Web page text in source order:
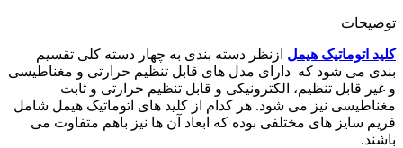
توضیحات
کلید اتوماتیک هیمل ازنظر دسته بندی به چهار دسته کلی تقسیم
بندی می شود که دارای مدل های قابل تنظیم حرارتی و مغناطیسی
و غیر قابل تنظیم، الکترونیکی و قابل تنظیم حرارتی و ثابت
مغناطیسی نیز می شود. هر کدام از کلید های اتوماتیک هیمل شامل
فریم سایز های مختلفی بوده که ابعاد آن ها نیز باهم متفاوت می
باشند.